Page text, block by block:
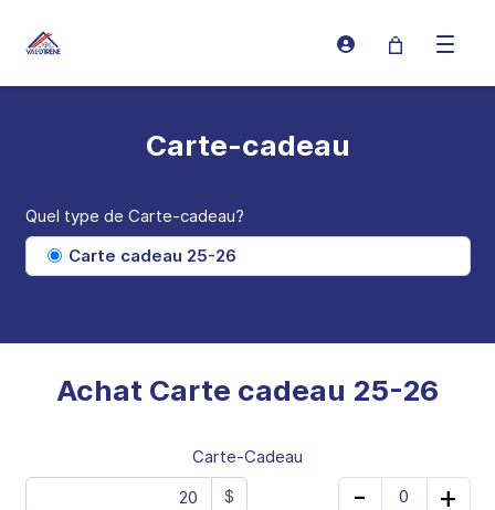
Connexion Ouvrir
Carte-cadeau
Quel type de Carte-cadeau?
Carte cadeau 25-26
Achat Carte cadeau 25-26
Carte-Cadeau
$
- 0 +